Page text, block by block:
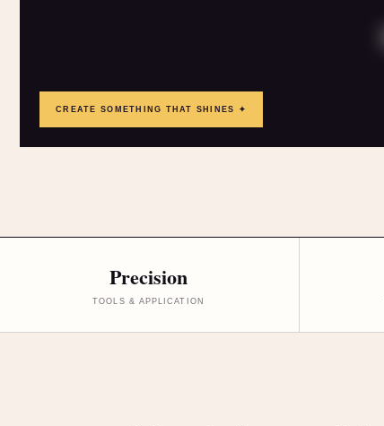
CREATE SOMETHING THAT SHINES ✦
Precision
TOOLS & APPLICATION